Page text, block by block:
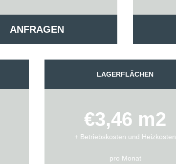
ANFRAGEN
LAGERFLÄCHEN
€3,46 m2
+ Betriebskosten und Heizkosten
pro Monat